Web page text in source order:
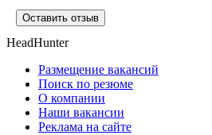
Оставить отзыв
HeadHunter
Размещение вакансий
Поиск по резюме
О компании
Наши вакансии
Реклама на сайте